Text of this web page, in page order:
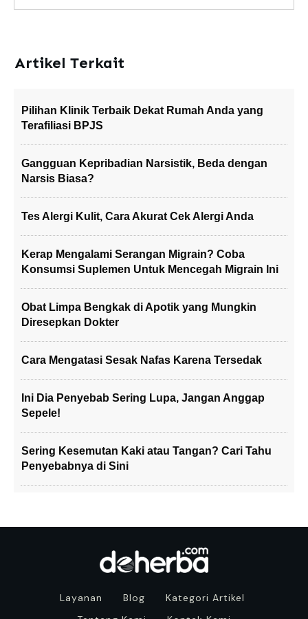
Artikel Terkait
Pilihan Klinik Terbaik Dekat Rumah Anda yang
Terafiliasi BPJS
Gangguan Kepribadian Narsistik, Beda dengan
Narsis Biasa?
Tes Alergi Kulit, Cara Akurat Cek Alergi Anda
Kerap Mengalami Serangan Migrain? Coba
Konsumsi Suplemen Untuk Mencegah Migrain Ini
Obat Limpa Bengkak di Apotik yang Mungkin
Diresepkan Dokter
Cara Mengatasi Sesak Nafas Karena Tersedak
Ini Dia Penyebab Sering Lupa, Jangan Anggap
Sepele!
Sering Kesemutan Kaki atau Tangan? Cari Tahu
Penyebabnya di Sini
Layanan Blog
Kategori Artikel